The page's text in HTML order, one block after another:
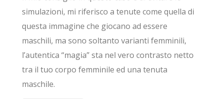
simulazioni, mi riferisco a tenute come quella di
questa immagine che giocano ad essere
maschili, ma sono soltanto varianti femminili,
l’autentica “magia” sta nel vero contrasto netto
tra il tuo corpo femminile ed una tenuta
maschile.